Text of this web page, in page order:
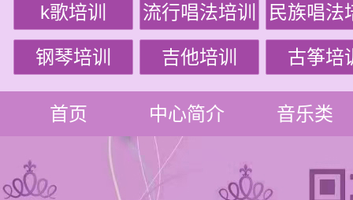
k歌培训 流行唱法培训 民族唱法
钢琴培训 吉他培训 古筝培
首页 中心简介 音乐类